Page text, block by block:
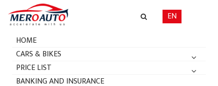
HOME
CARS & BIKES
PRICE LIST
BANKING AND INSURANCE
EN
निजी क्षेत्रले सवारी जाँचपास र प्रदूषण
चेक गर्ने बाटो खुल्यो, लाइसेन्सको